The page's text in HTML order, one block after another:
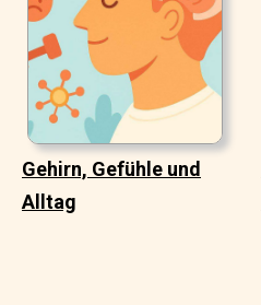
Gehirn, Gefühle und
Alltag